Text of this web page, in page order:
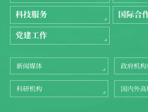
科技服务
国际合
党建工作
新闻媒体 政府机
科研机构 国内外